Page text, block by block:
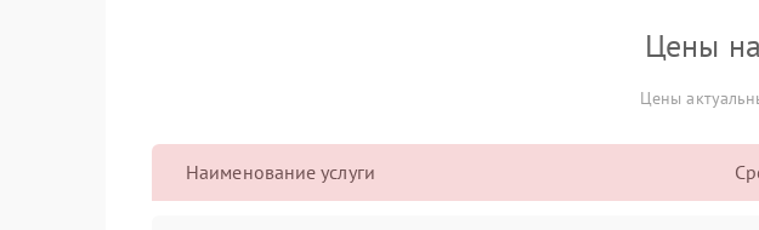
Цены
Цены
Наименование услуги